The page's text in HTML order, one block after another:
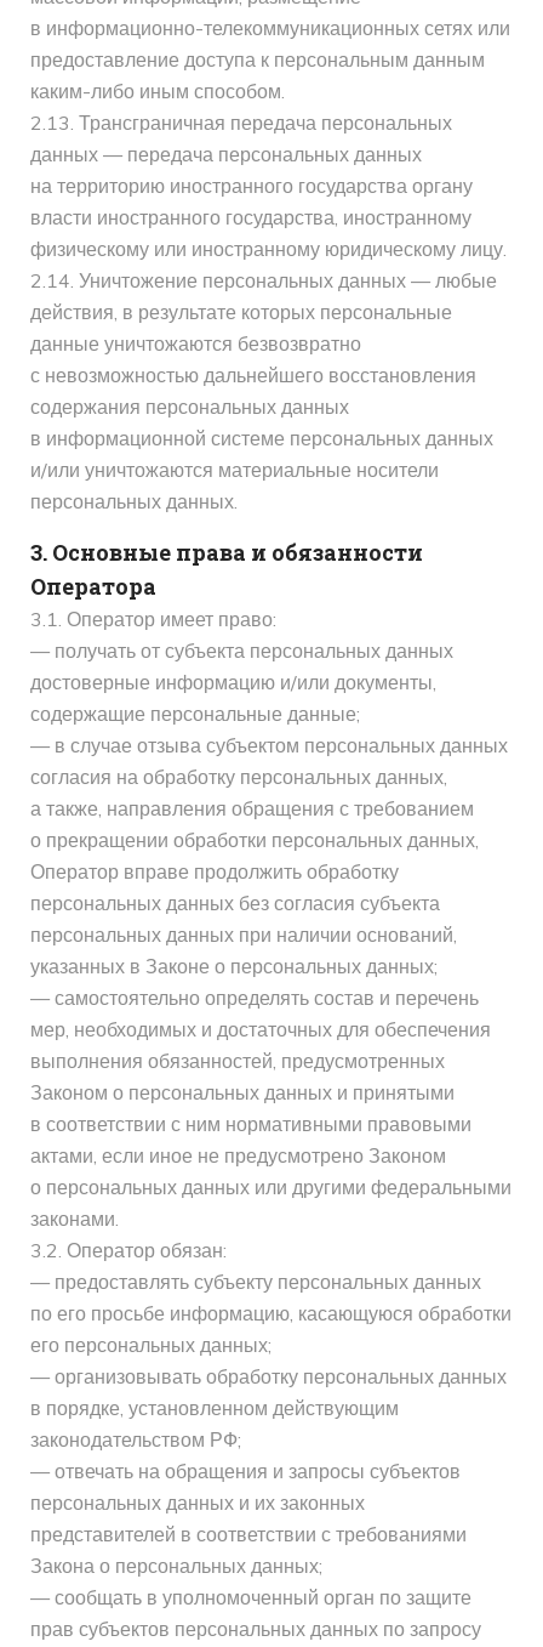
в информационно-телекоммуникационных сетях или
предоставление доступа к персональным данным
каким-либо иным способом.
2.13. Трансграничная передача персональных
данных — передача персональных данных
на территорию иностранного государства органу
власти иностранного государства, иностранному
физическому или иностранному юридическому лицу.
2.14. Уничтожение персональных данных — любые
действия, в результате которых персональные
данные уничтожаются безвозвратно
с невозможностью дальнейшего восстановления
содержания персональных данных
в информационной системе персональных данных
и/или уничтожаются материальные носители
персональных данных.
3. Основные права и обязанности
Оператора
3.1. Оператор имеет право:
— получать от субъекта персональных данных
достоверные информацию и/или документы,
содержащие персональные данные;
— в случае отзыва субъектом персональных данных
согласия на обработку персональных данных,
а также, направления обращения с требованием
о прекращении обработки персональных данных,
Оператор вправе продолжить обработку
персональных данных без согласия субъекта
персональных данных при наличии оснований,
указанных в Законе о персональных данных;
— самостоятельно определять состав и перечень
мер, необходимых и достаточных для обеспечения
выполнения обязанностей, предусмотренных
Законом о персональных данных и принятыми
в соответствии с ним нормативными правовыми
актами, если иное не предусмотрено Законом
о персональных данных или другими федеральными
законами.
3.2. Оператор обязан:
— предоставлять субъекту персональных данных
по его просьбе информацию, касающуюся обработки
его персональных данных;
— организовывать обработку персональных данных
в порядке, установленном действующим
законодательством РФ;
— отвечать на обращения и запросы субъектов
персональных данных и их законных
представителей в соответствии с требованиями
Закона о персональных данных;
— сообщать в уполномоченный орган по защите
прав субъектов персональных данных по запросу